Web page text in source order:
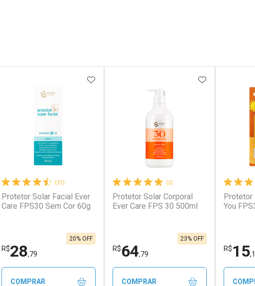
AOS FAVORITOS
(21)
Protetor Solar Facial Ever
Care FPS30 Sem Cor 60g
R$28,79
20% OFF
ADICIONAR AOS FAVORITOS
COMPRAR
(2)
Protetor Solar Corporal
Ever Care FPS 30 500ml
R$64,79
23% OFF
ADICIONAR
COMPRAR
Protetor
You
R$15